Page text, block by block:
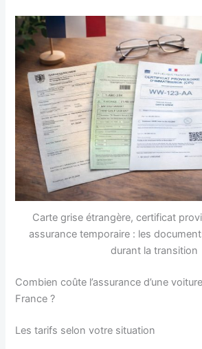
Carte grise étrangère, certificat
assurance temporaire : les
durant la transition
Combien coûte l’assurance d’une
France ?
Les tarifs selon votre situation